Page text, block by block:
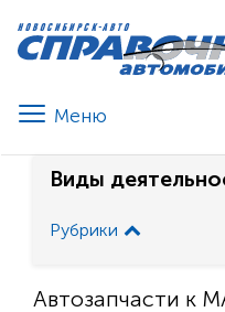
Виды
Рубрики
Автозапчасти к